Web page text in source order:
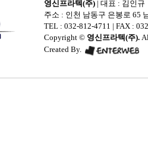
영신프라텍(주) | 대표 : 김인규
주소 : 인천 남동구 은봉로 65
TEL : 032-812-4711 | FAX :
Copyright © 영신프라텍(주).
Created By.